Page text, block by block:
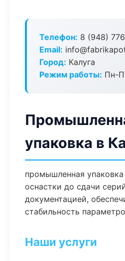
Телефон: 8 (948)
Email:
Город: Калуга
Режим работы: Пн-
упаковка в
промышленная
оснастки до сдачи
документацией,
стабильность
Наши услуги